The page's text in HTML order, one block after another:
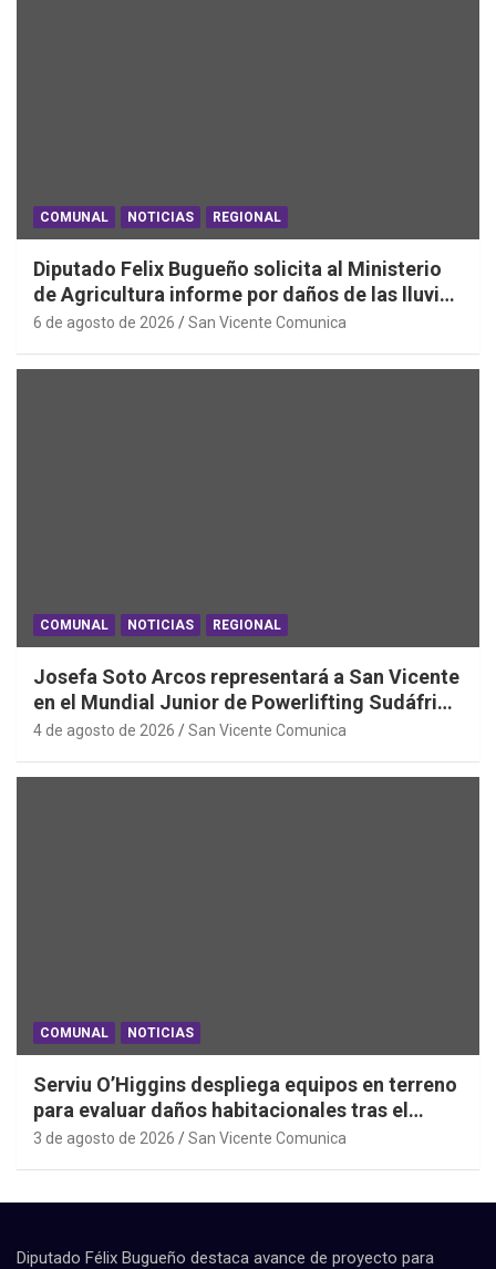
COMUNAL NOTICIAS REGIONAL
Diputado Felix Bugueño solicita al Ministerio
de Agricultura informe por daños de las lluvias
en la Región de O´Higgins
6 de agosto de 2026 San Vicente Comunica
COMUNAL NOTICIAS REGIONAL
Josefa Soto Arcos representará a San Vicente
en el Mundial Junior de Powerlifting Sudáfrica
2026
4 de agosto de 2026 San Vicente Comunica
COMUNAL NOTICIAS
Serviu O’Higgins despliega equipos en terreno
para evaluar daños habitacionales tras el
Sistema Frontal
3 de agosto de 2026 San Vicente Comunica
Diputado Félix Bugueño destaca avance de proyecto para